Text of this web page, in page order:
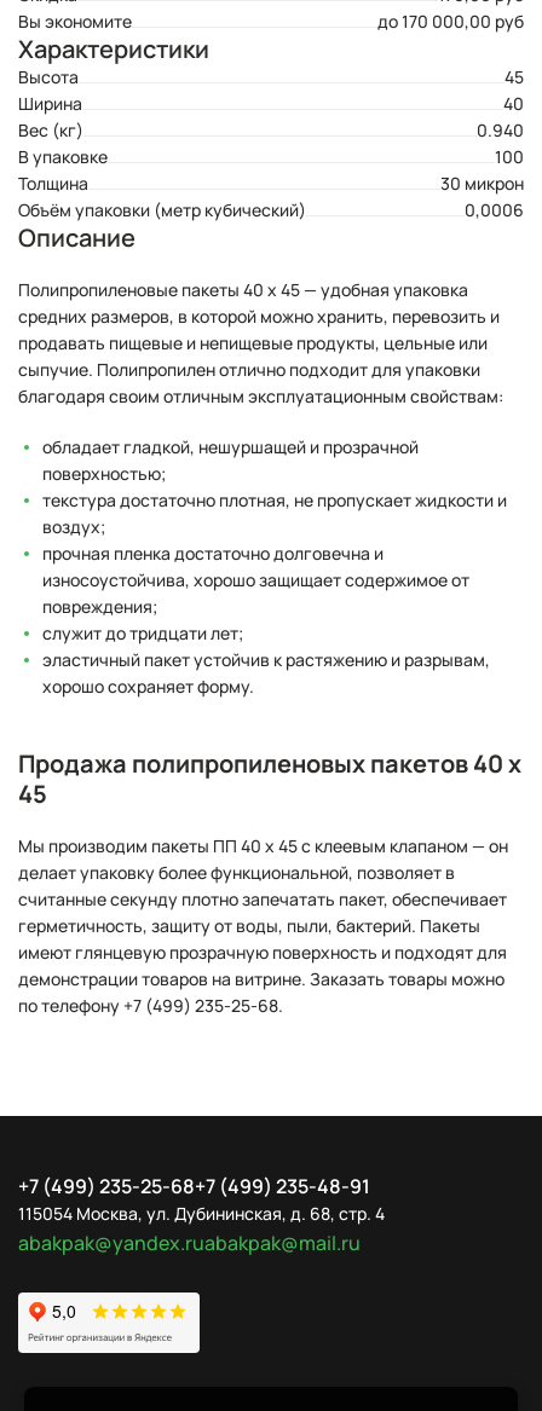
Вы экономите
до 170 000,00 руб
Характеристики
Высота
45
Ширина
40
Вес (кг)
0.940
В упаковке
100
Толщина
30 микрон
Объём упаковки (метр кубический)
0,0006
Описание
Полипропиленовые пакеты 40 х 45 — удобная упаковка
средних размеров, в которой можно хранить, перевозить и
продавать пищевые и непищевые продукты, цельные или
сыпучие. Полипропилен отлично подходит для упаковки
благодаря своим отличным эксплуатационным свойствам:
обладает гладкой, нешуршащей и прозрачной
поверхностью;
текстура достаточно плотная, не пропускает жидкости и
воздух;
прочная пленка достаточно долговечна и
износоустойчива, хорошо защищает содержимое от
повреждения;
служит до тридцати лет;
эластичный пакет устойчив к растяжению и разрывам,
хорошо сохраняет форму.
Продажа полипропиленовых пакетов 40 х
45
Мы производим пакеты ПП 40 х 45 с клеевым клапаном — он
делает упаковку более функциональной, позволяет в
считанные секунду плотно запечатать пакет, обеспечивает
герметичность, защиту от воды, пыли, бактерий. Пакеты
имеют глянцевую прозрачную поверхность и подходят для
демонстрации товаров на витрине. Заказать товары можно
по телефону +7 (499) 235-25-68.
+7 (499) 235-25-68+7 (499) 235-48-91
115054 Москва, ул. Дубининская, д. 68, стр. 4
abakpak@yandex.ruabakpak@mail.ru